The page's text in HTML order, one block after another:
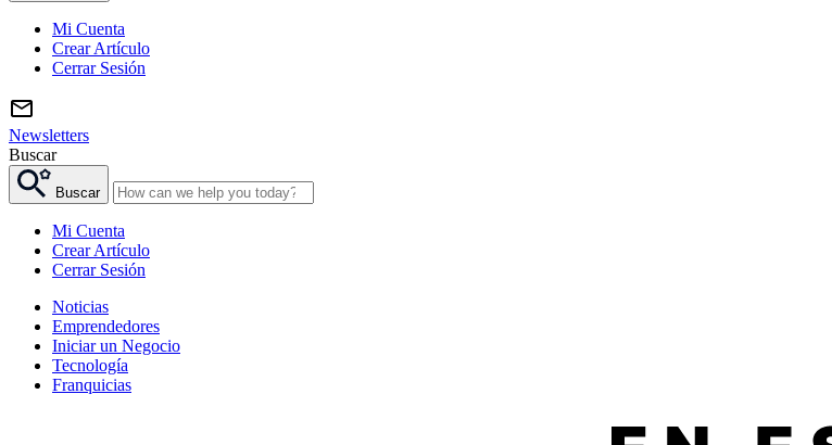
Mi Cuenta
Crear Artículo
Cerrar Sesión
Newsletters
Buscar
Buscar
Mi Cuenta
Crear Artículo
Cerrar Sesión
Noticias
Emprendedores
Iniciar un Negocio
Tecnología
Franquicias